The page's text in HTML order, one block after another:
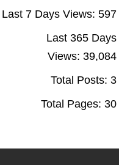
Last 7 Days Views: 597
Last 365 Days
Views: 39,084
Total Posts: 3
Total Pages: 30